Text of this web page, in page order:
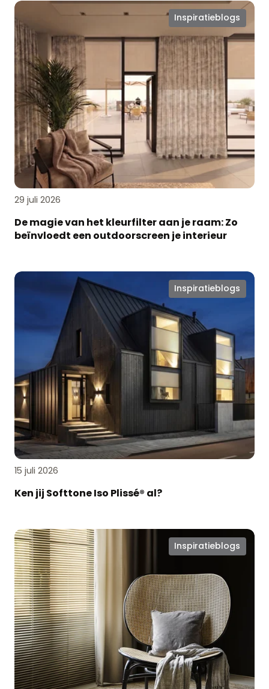
Inspiratieblogs
29 juli 2026
De magie van het kleurfilter aan je raam: Zo
beïnvloedt een outdoorscreen je interieur
De
magie
van
het
kleurfilter
aan
je
raam:
Zo
beïnvloedt
een
outdoorscreen
je
interieur
Inspiratieblogs
15 juli 2026
Ken jij Softtone Iso Plissé® al?
Ken
Plissé®
Inspiratieblogs
Zomerproof
en
hotel
chique